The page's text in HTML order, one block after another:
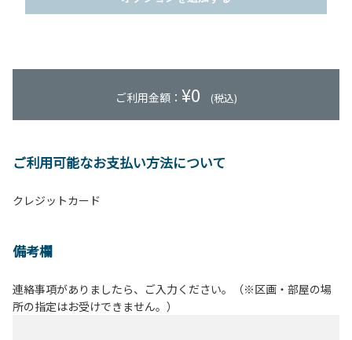
ご利用金額： ¥0 (税込)
ご利用可能なお支払い方法について
クレジットカード
備考欄
連絡事項がありましたら、ご入力ください。（※区画・部屋の場
所の指定はお受けできません。）